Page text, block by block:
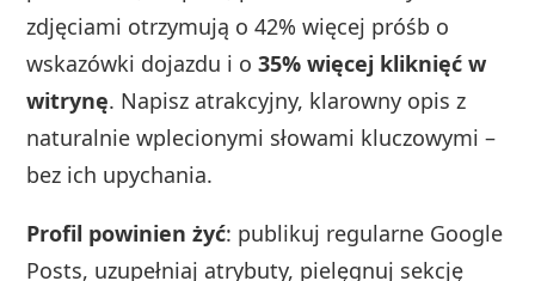
zdjęciami otrzymują o 42% więcej próśb o
wskazówki dojazdu i o35% więcej kliknięć w
witrynę. Napisz atrakcyjny, klarowny opis z
naturalnie wplecionymi słowami kluczowymi –
bez ich upychania.
Profil powinien żyć: publikuj regularne Google
Posts, uzupełniaj atrybuty, pielęgnuj sekcję